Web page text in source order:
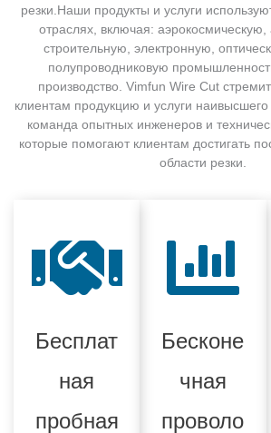
резки.Наши продукты и услуги
отраслях, включая: аэрокосмическую,
строительную, электронную,
полупроводниковую
производство. Vimfun Wire Cut
клиентам продукцию и услуги наивысшего
команда опытных инженеров и
которые помогают клиентам достигать
области резки.
Бесплат
ная
пробная
Бесконе
чная
проволо